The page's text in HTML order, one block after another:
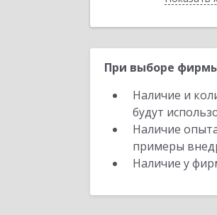
При выборе
Наличие и
будут
Наличие
примеры
Наличие у